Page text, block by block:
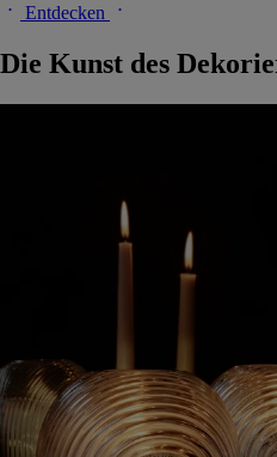
Entdecken
Die Kunst des